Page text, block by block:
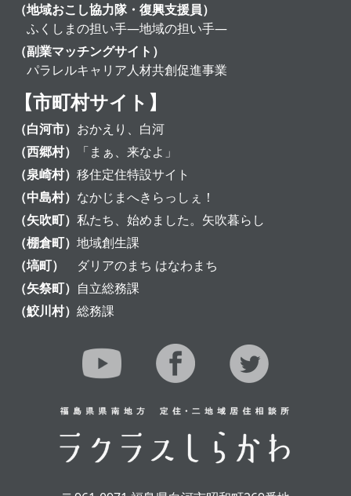
（地域おこし協力隊・復興支援員）
ふくしまの担い手―地域の担い手―
（副業マッチングサイト）
パラレルキャリア人材共創促進事業
【市町村サイト】
（白河市） おかえり、白河
（西郷村）
「まぁ、来なよ」
（泉崎村）移住定住特設サイト
（中島村） なかじまへきらっしぇ！
（矢吹町）私たち、始めました。矢吹暮らし
（棚倉町）地域創生課
（塙町） ダリアのまち はなわまち
（矢祭町） 自立総務課
（鮫川村）総務課